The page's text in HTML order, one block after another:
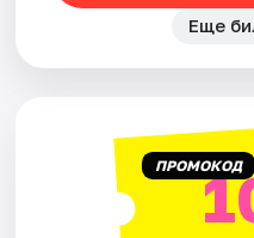
Еще
ПРОМОКОД